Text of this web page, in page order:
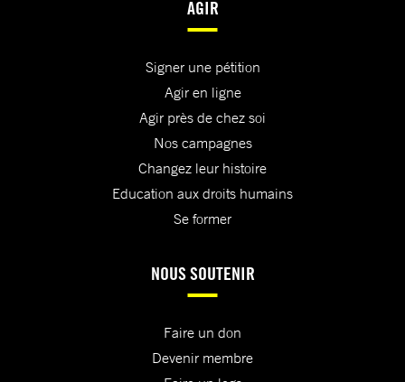
AGIR
Signer une pétition
Agir en ligne
Agir près de chez soi
Nos campagnes
Changez leur histoire
Education aux droits humains
Se former
NOUS SOUTENIR
Faire un don
Devenir membre